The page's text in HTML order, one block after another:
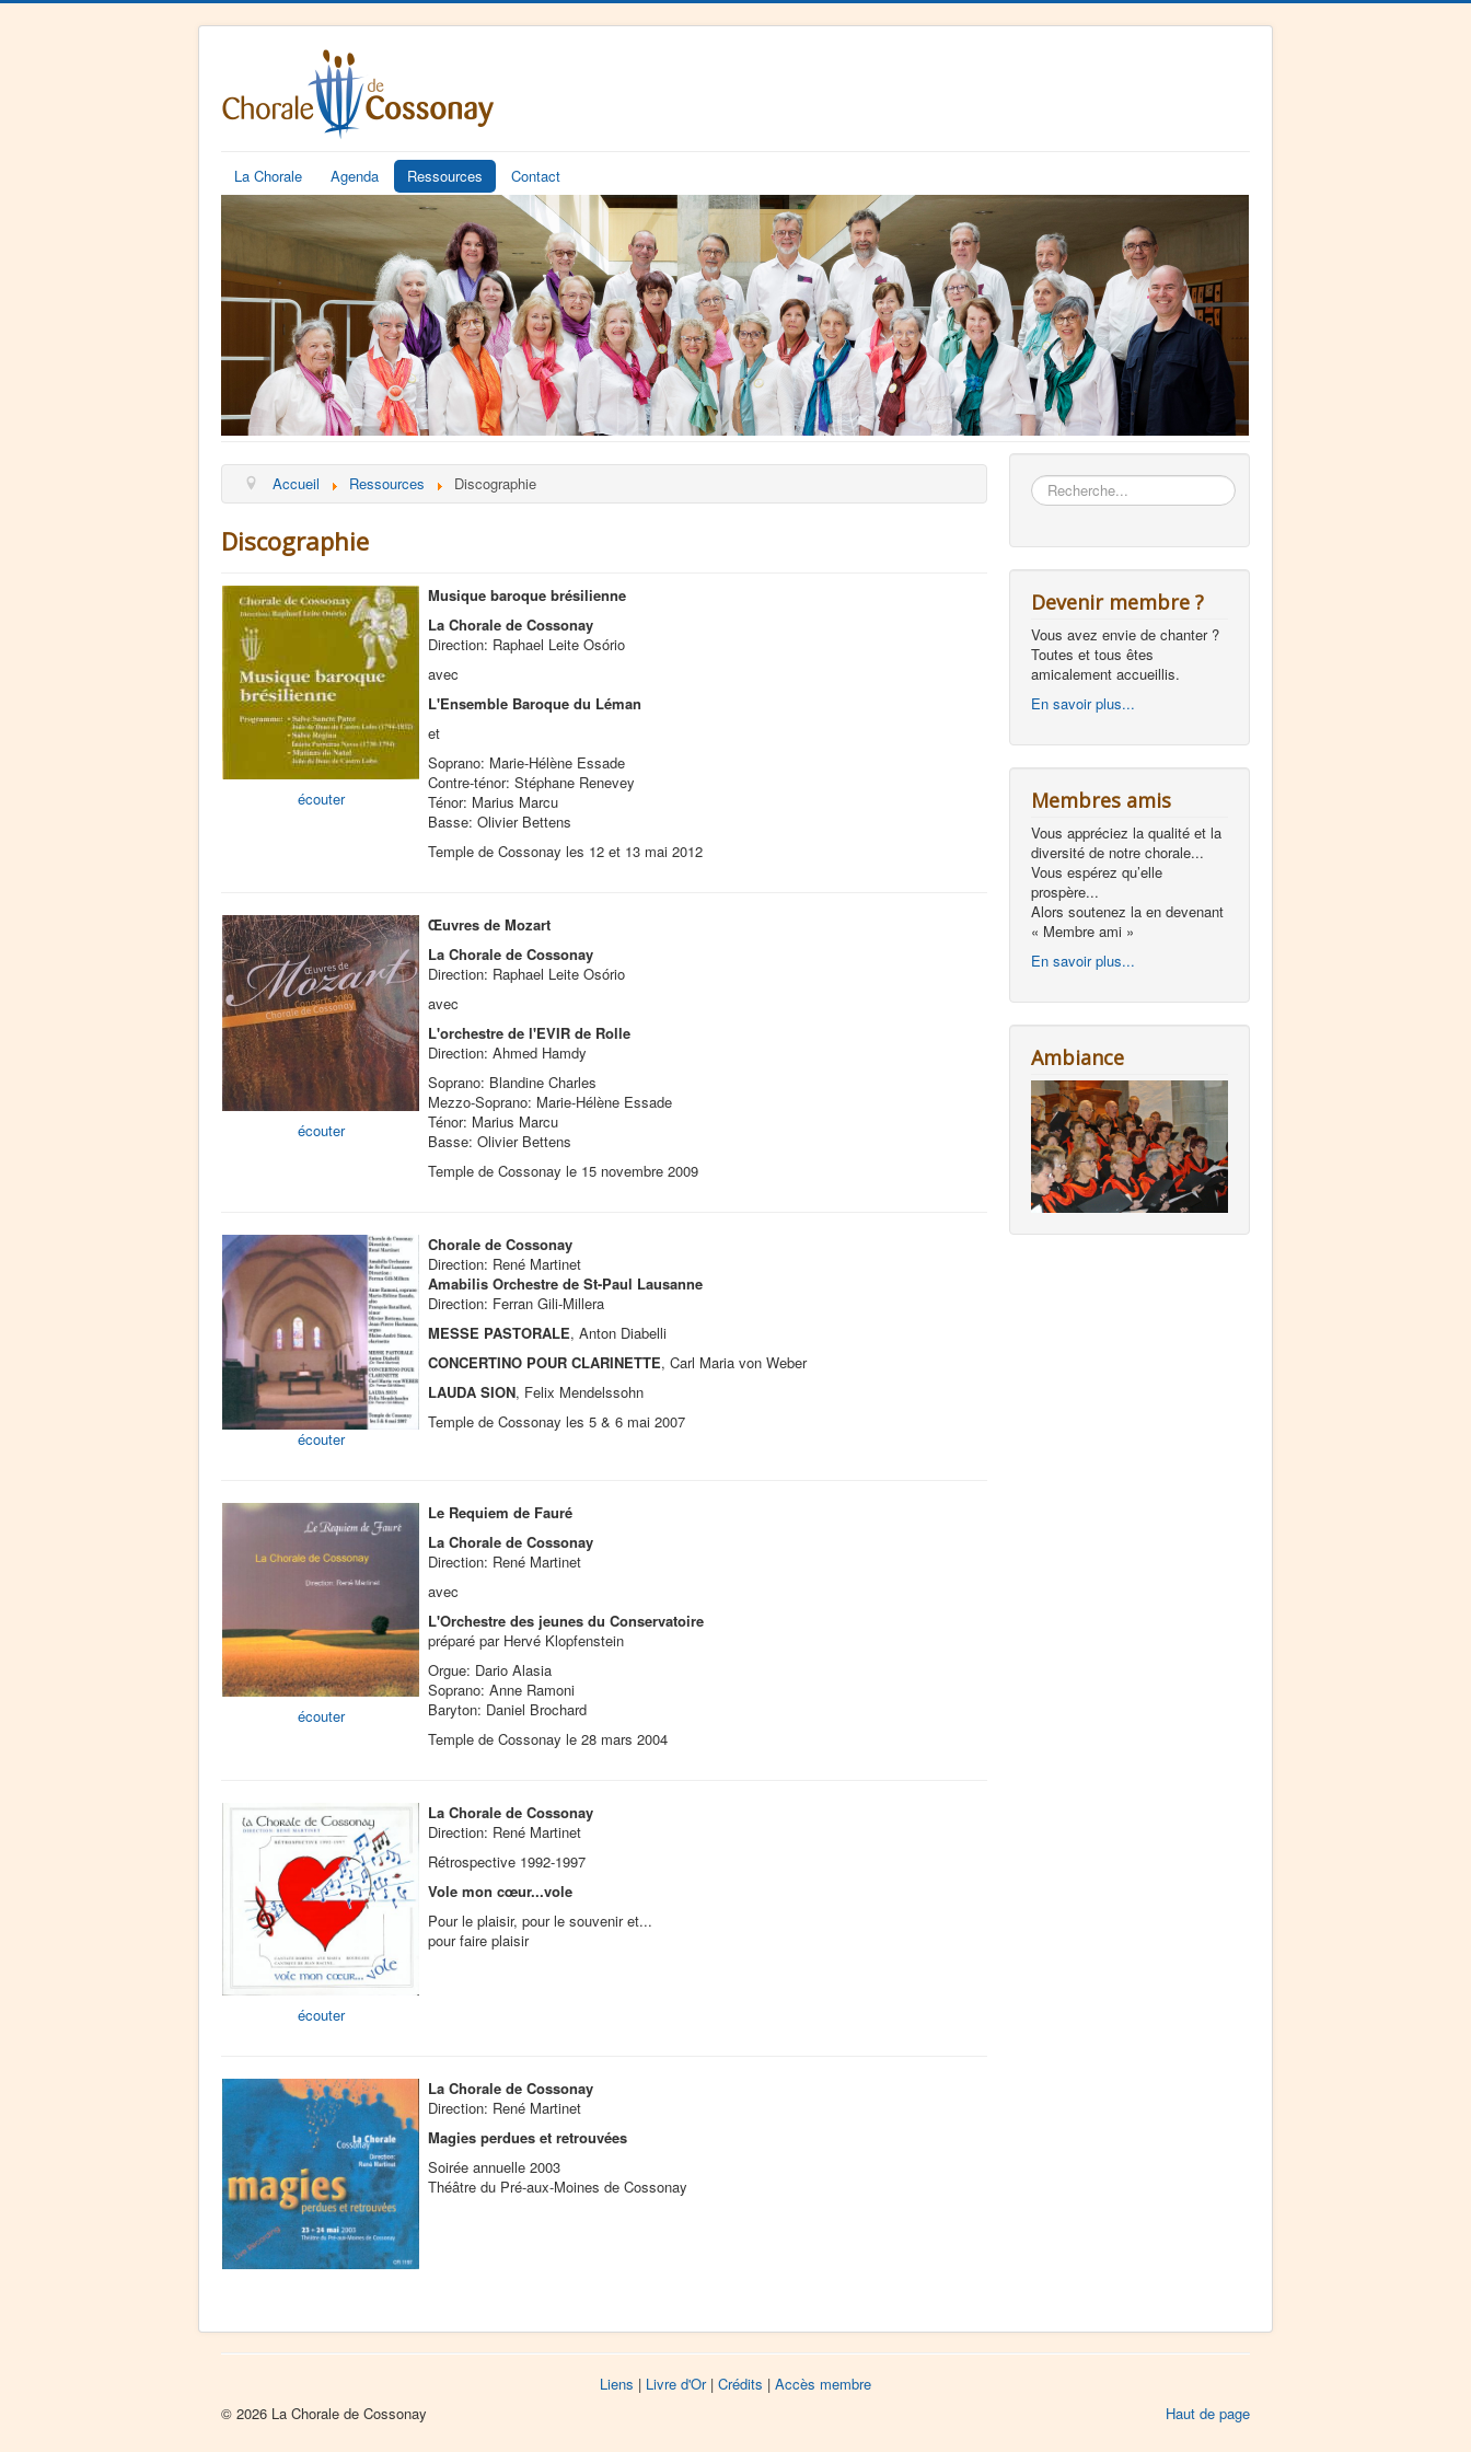
La Chorale Agenda Ressources Contact
Accueil Ressources Discographie
Discographie
écouter
Musique baroque brésilienne
La Chorale de Cossonay
Direction: Raphael Leite Osório
avec
L'Ensemble Baroque du Léman
et
Soprano: Marie-Hélène Essade
Contre-ténor: Stéphane Renevey
Ténor: Marius Marcu
Basse: Olivier Bettens
Temple de Cossonay les 12 et 13 mai 2012
écouter
Œuvres de Mozart
La Chorale de Cossonay
Direction: Raphael Leite Osório
avec
L'orchestre de l'EVIR de Rolle
Direction: Ahmed Hamdy
Soprano: Blandine Charles
Mezzo-Soprano: Marie-Hélène Essade
Ténor: Marius Marcu
Basse: Olivier Bettens
Temple de Cossonay le 15 novembre 2009
écouter
Chorale de Cossonay
Direction: René Martinet
Amabilis Orchestre de St-Paul Lausanne
Direction: Ferran Gili-Millera
MESSE PASTORALE, Anton Diabelli
CONCERTINO POUR CLARINETTE, Carl Maria von Weber
LAUDA SION, Felix Mendelssohn
Temple de Cossonay les 5 & 6 mai 2007
écouter
Le Requiem de Fauré
La Chorale de Cossonay
Direction: René Martinet
avec
L'Orchestre des jeunes du Conservatoire
préparé par Hervé Klopfenstein
Orgue: Dario Alasia
Soprano: Anne Ramoni
Baryton: Daniel Brochard
Temple de Cossonay le 28 mars 2004
écouter
La Chorale de Cossonay
Direction: René Martinet
Rétrospective 1992-1997
Vole mon cœur...vole
Pour le plaisir, pour le souvenir et...
pour faire plaisir
La Chorale de Cossonay
Direction: René Martinet
Magies perdues et retrouvées
Soirée annuelle 2003
Théâtre du Pré-aux-Moines de Cossonay
Rechercher
Devenir membre ?
Vous avez envie de chanter ?
Toutes et tous êtes
amicalement accueillis.
En savoir plus...
Membres amis
Vous appréciez la qualité et la
diversité de notre chorale...
Vous espérez qu’elle
prospère...
Alors soutenez la en devenant
« Membre ami »
En savoir plus...
Ambiance
Liens | Livre d'Or| Crédits | Accès membre
Haut de page
© 2026 La Chorale de Cossonay